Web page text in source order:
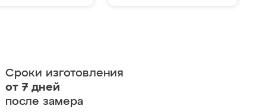
Сроки изготовления
от 7 дней
после замера